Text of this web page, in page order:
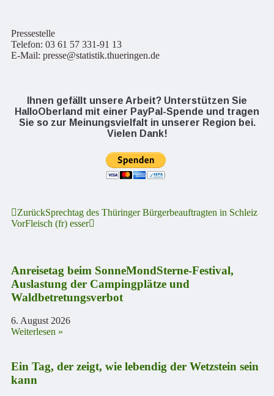
Pressestelle
Telefon: 03 61 57 331-91 13
E-Mail: presse@statistik.thueringen.de
Ihnen gefällt unsere Arbeit? Unterstützen Sie
HalloOberland mit einer PayPal-Spende und tragen
Sie so zur Meinungsvielfalt in unserer Region bei.
Vielen Dank!
ZurückSprechtag des Thüringer Bürgerbeauftragten in Schleiz
VorFleisch (fr) esser
Anreisetag beim SonneMondSterne-Festival,
Auslastung der Campingplätze und
Waldbetretungsverbot
6. August 2026
Weiterlesen »
Ein Tag, der zeigt, wie lebendig der Wetzstein sein
kann